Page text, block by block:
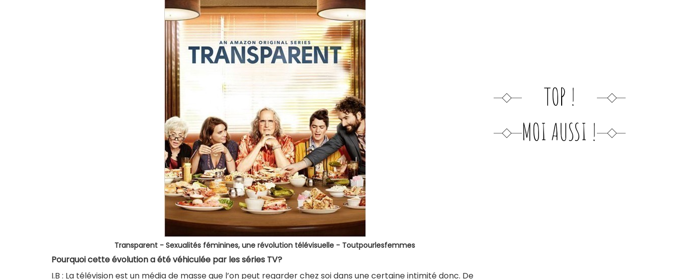
Transparent - Sexualités féminines, une révolution télévisuelle - Toutpourlesfemmes
Pourquoi cette évolution a été véhiculée par les séries TV?
I.B : La télévision est un média de masse que l’on peut regarder chez soi dans une certaine intimité donc. De
TOP !
MOI AUSSI !